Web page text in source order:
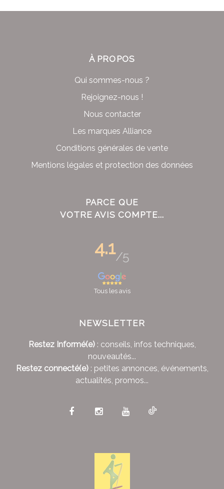
À PROPOS
Qui sommes-nous ?
Rejoignez-nous !
Nous contacter
Les marques Alliance
Conditions générales de vente
Mentions légales et protection des données
PARCE QUE
VOTRE AVIS COMPTE...
4.1/5
Tous les avis
NEWSLETTER
Restez Informé(e): conseils, infos techniques,
nouveautés...
Restez connecté(e): petites annonces, événements,
actualités, promos...